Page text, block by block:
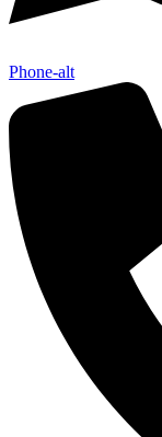
Phone-alt